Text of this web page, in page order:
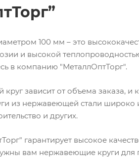
100 мм – это
и высокой
в компанию "МеталлОптТорг".
зависит от объема заказа,
из нержавеющей стали широко
и других.
гарантирует высокое
вам нержавеющие круги